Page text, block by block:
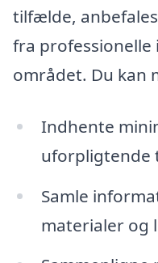
tilfælde,
fra
området. Du kan
Indhente
uforpligtende
Samle
materialer og